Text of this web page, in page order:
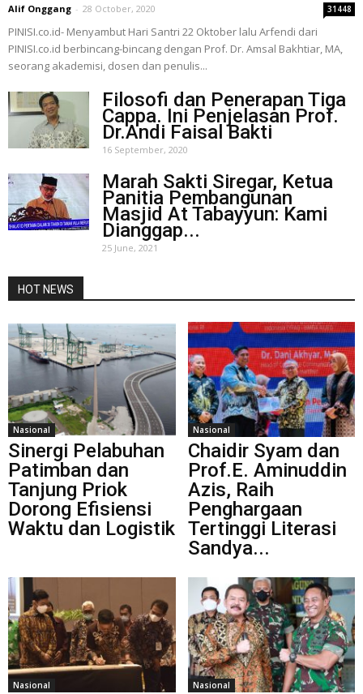
Alif Onggang - 28 October, 2020 31448
PINISI.co.id- Menyambut Hari Santri 22 Oktober lalu Arfendi dari
PINISI.co.id berbincang-bincang dengan Prof. Dr. Amsal Bakhtiar, MA,
seorang akademisi, dosen dan penulis...
Filosofi dan Penerapan Tiga
Cappa. Ini Penjelasan Prof.
Dr.Andi Faisal Bakti
16 September, 2020
Marah Sakti Siregar, Ketua
Panitia Pembangunan
Masjid At Tabayyun: Kami
Dianggap...
25 June, 2021
HOT NEWS
Nasional
Sinergi Pelabuhan
Patimban dan
Tanjung Priok
Dorong Efisiensi
Waktu dan Logistik
Nasional
Chaidir Syam dan
Prof.E. Aminuddin
Azis, Raih
Penghargaan
Tertinggi Literasi
Sandya...
Nasional Nasional